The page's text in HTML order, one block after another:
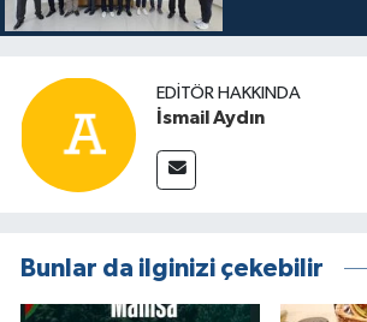
EDITÖR HAKKINDA
İsmail Aydın
Bunlar da ilginizi çekebilir